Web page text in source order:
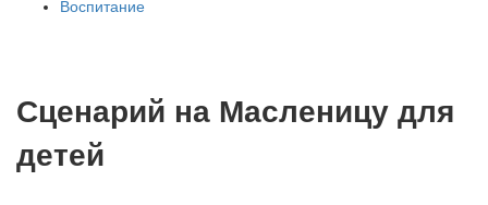
Воспитание
Сценарий на Масленицу для
детей